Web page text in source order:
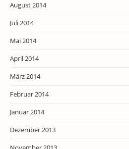
August 2014
Juli 2014
Mai 2014
April 2014
März 2014
Februar 2014
Januar 2014
Dezember 2013